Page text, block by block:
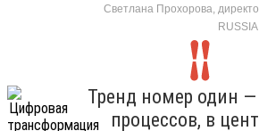
Светлана Прохорова,
RUSSIA
Тренд номер один
процессов, в